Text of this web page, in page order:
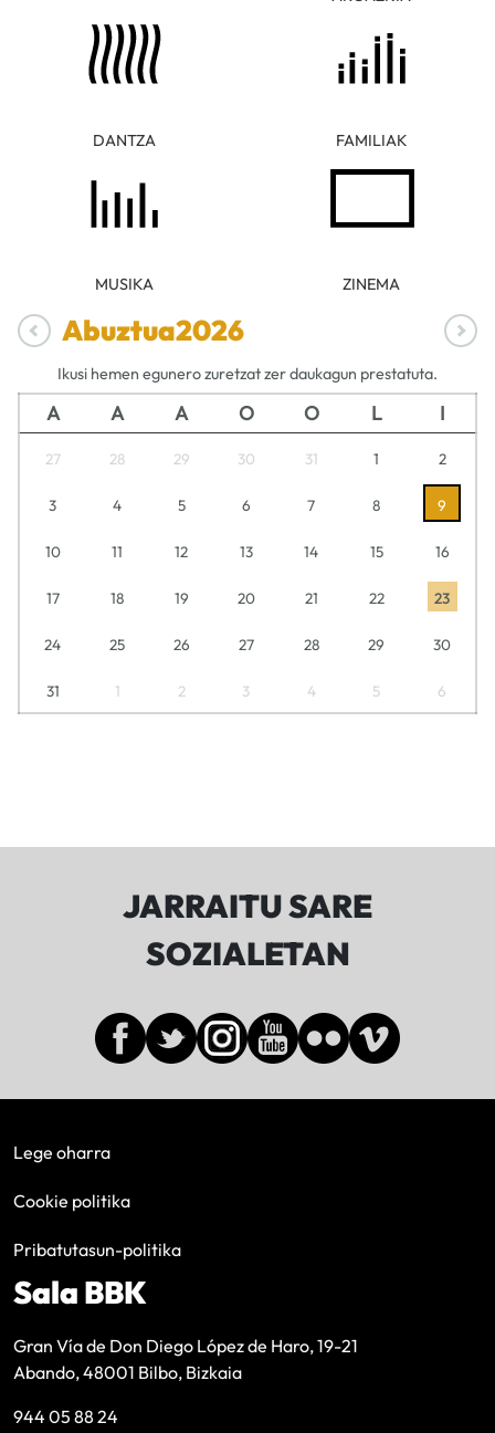
DANTZA FAMILIAK
MUSIKA ZINEMA
Abuztua2026
Ikusi hemen egunero zuretzat zer daukagun prestatuta.
A A A O O L I
27 28 29 30 31 1 2
3 4 5 6 7 8 9
10 11 12 13 14 15 16
17 18 19 20 21 22 23
24 25 26 27 28 29 30
31 1 2 3 4 5 6
JARRAITU SARE
SOZIALETAN
Lege oharra
Cookie politika
Pribatutasun-politika
Sala BBK
Gran Vía de Don Diego López de Haro, 19-21
Abando, 48001 Bilbo, Bizkaia
944 05 88 24